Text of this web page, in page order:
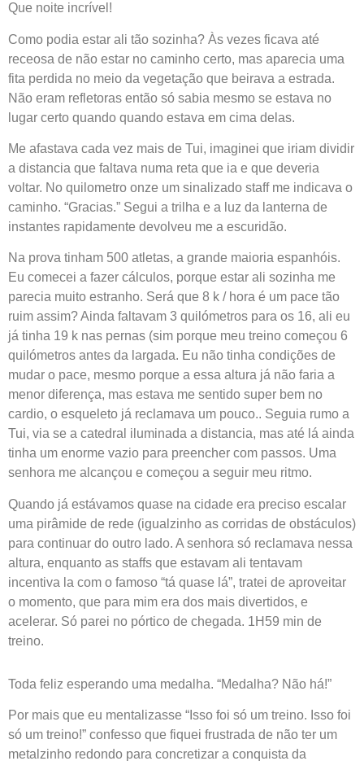
Que noite incrível!
Como podia estar ali tão sozinha? Às vezes ficava até
receosa de não estar no caminho certo, mas aparecia uma
fita perdida no meio da vegetação que beirava a estrada.
Não eram refletoras então só sabia mesmo se estava no
lugar certo quando quando estava em cima delas.
Me afastava cada vez mais de Tui, imaginei que iriam dividir
a distancia que faltava numa reta que ia e que deveria
voltar. No quilometro onze um sinalizado staff me indicava o
caminho. “Gracias.” Segui a trilha e a luz da lanterna de
instantes rapidamente devolveu me a escuridão.
Na prova tinham 500 atletas, a grande maioria espanhóis.
Eu comecei a fazer cálculos, porque estar ali sozinha me
parecia muito estranho. Será que 8 k / hora é um pace tão
ruim assim? Ainda faltavam 3 quilómetros para os 16, ali eu
já tinha 19 k nas pernas (sim porque meu treino começou 6
quilómetros antes da largada. Eu não tinha condições de
mudar o pace, mesmo porque a essa altura já não faria a
menor diferença, mas estava me sentido super bem no
cardio, o esqueleto já reclamava um pouco.. Seguia rumo a
Tui, via se a catedral iluminada a distancia, mas até lá ainda
tinha um enorme vazio para preencher com passos. Uma
senhora me alcançou e começou a seguir meu ritmo.
Quando já estávamos quase na cidade era preciso escalar
uma pirâmide de rede (igualzinho as corridas de obstáculos)
para continuar do outro lado. A senhora só reclamava nessa
altura, enquanto as staffs que estavam ali tentavam
incentiva la com o famoso “tá quase lá”, tratei de aproveitar
o momento, que para mim era dos mais divertidos, e
acelerar. Só parei no pórtico de chegada. 1H59 min de
treino.
Toda feliz esperando uma medalha. “Medalha? Não há!”
Por mais que eu mentalizasse “Isso foi só um treino. Isso foi
só um treino!” confesso que fiquei frustrada de não ter um
metalzinho redondo para concretizar a conquista da